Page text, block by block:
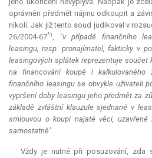
oprávněn předmět nájmu odkoupit a
nikoli. Jak již tento soud judikoval v
26/2004-67*), "v případě finančního
leasingu, resp. pronajímatel, fakticky v
leasingových splátek reprezentuje součet
na financování koupě i kalkulovaného
finančního leasingu se obvykle uživateli
vypršení doby leasingu jeho předmět za
základě zvláštní klauzulesjednané v
smlouvou o koupi najaté věci, uzavřené
samostatně".
Vždy je nutné při posuzování, zda